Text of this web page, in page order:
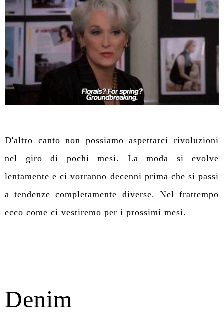
D'altro canto non possiamo aspettarci rivoluzioni
nel giro di pochi mesi. La moda si evolve
lentamente e ci vorranno decenni prima che si passi
a tendenze completamente diverse. Nel frattempo
ecco come ci vestiremo per i prossimi mesi.
Denim